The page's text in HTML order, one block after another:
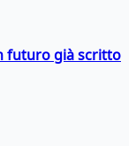
futuro già scritto